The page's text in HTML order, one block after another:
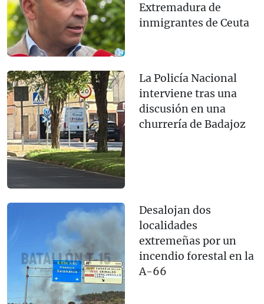
Extremadura de
inmigrantes de Ceuta
La Policía Nacional
interviene tras una
discusión en una
churrería de Badajoz
Desalojan dos
localidades
extremeñas por un
incendio forestal en la
A-66